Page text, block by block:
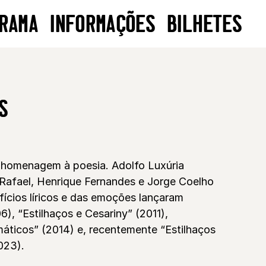
INFORMAÇÕES BILHETES
à poesia. Adolfo Luxúria
Henrique Fernandes e Jorge Coelho
líricos e das emoções lançaram
“Estilhaços e Cesariny” (2011),
(2014) e, recentemente “Estilhaços